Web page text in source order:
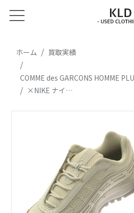
ホーム 買取実績
COMME des GARCONS HOMME
×NIKE ナイキ / AIR MAX TL 2.5 SP ナイキ エアマックス